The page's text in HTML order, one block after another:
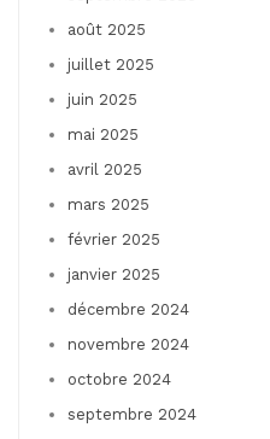
août 2025
juillet 2025
juin 2025
mai 2025
avril 2025
mars 2025
février 2025
janvier 2025
décembre 2024
novembre 2024
octobre 2024
septembre 2024